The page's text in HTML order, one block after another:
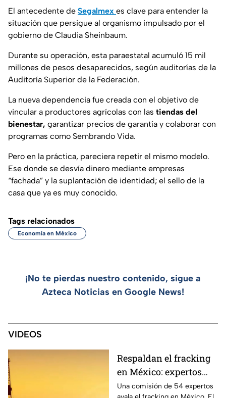
El antecedente de Segalmex es clave para entender la
situación que persigue al organismo impulsado por el
gobierno de Claudia Sheinbaum.
Durante su operación, esta paraestatal acumuló 15 mil
millones de pesos desaparecidos, según auditorías de la
Auditoría Superior de la Federación.
La nueva dependencia fue creada con el objetivo de
vincular a productores agrícolas con las tiendas del
bienestar, garantizar precios de garantía y colaborar con
programas como Sembrando Vida.
Pero en la práctica, pareciera repetir el mismo modelo.
Ese donde se desvía dinero mediante empresas
“fachada” y la suplantación de identidad; el sello de la
casa que ya es muy conocido.
Tags relacionados
Economía en México
¡No te pierdas nuestro contenido, sigue a
Azteca Noticias en Google News!
VIDEOS
Respaldan el fracking
en México: expertos
avalan su viabilidad en
Una comisión de 54 expertos